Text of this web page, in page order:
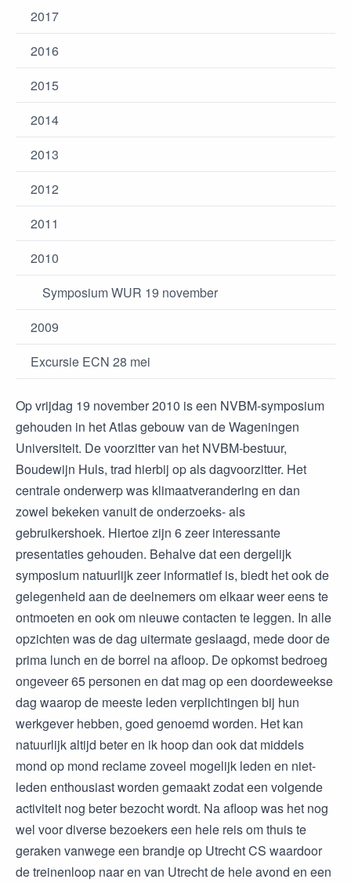
2017
2016
2015
2014
2013
2012
2011
2010
Symposium WUR 19 november
2009
Excursie ECN 28 mei
Op vrijdag 19 november 2010 is een NVBM-symposium
gehouden in het Atlas gebouw van de Wageningen
Universiteit. De voorzitter van het NVBM-bestuur,
Boudewijn Huls, trad hierbij op als dagvoorzitter. Het
centrale onderwerp was klimaatverandering en dan
zowel bekeken vanuit de onderzoeks- als
gebruikershoek. Hiertoe zijn 6 zeer interessante
presentaties gehouden. Behalve dat een dergelijk
symposium natuurlijk zeer informatief is, biedt het ook de
gelegenheid aan de deelnemers om elkaar weer eens te
ontmoeten en ook om nieuwe contacten te leggen. In alle
opzichten was de dag uitermate geslaagd, mede door de
prima lunch en de borrel na afloop. De opkomst bedroeg
ongeveer 65 personen en dat mag op een doordeweekse
dag waarop de meeste leden verplichtingen bij hun
werkgever hebben, goed genoemd worden. Het kan
natuurlijk altijd beter en ik hoop dan ook dat middels
mond op mond reclame zoveel mogelijk leden en niet-
leden enthousiast worden gemaakt zodat een volgende
activiteit nog beter bezocht wordt. Na afloop was het nog
wel voor diverse bezoekers een hele reis om thuis te
geraken vanwege een brandje op Utrecht CS waardoor
de treinenloop naar en van Utrecht de hele avond en een